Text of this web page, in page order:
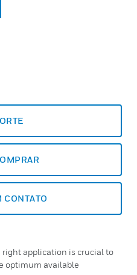
CONTATO
application is crucial to
optimum available